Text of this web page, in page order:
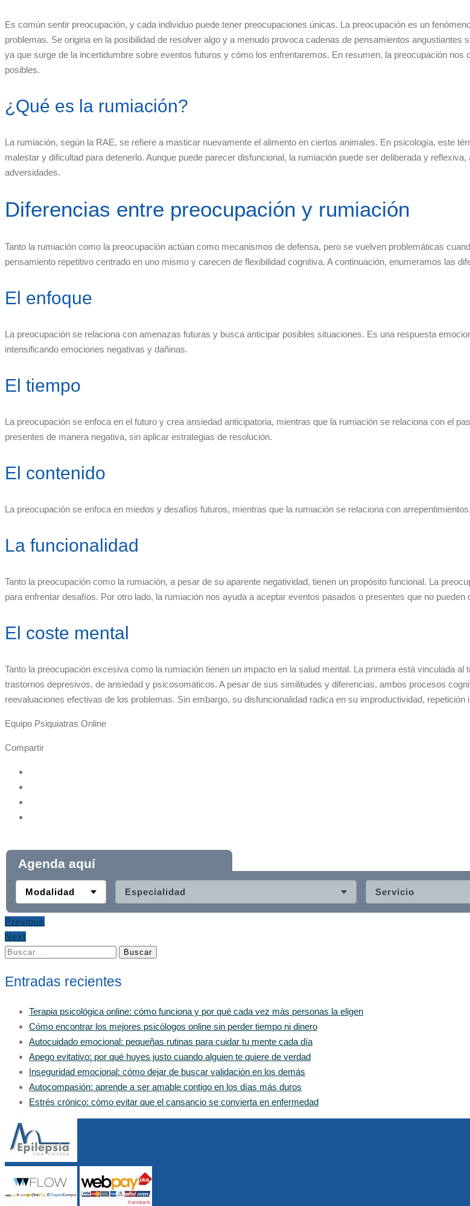
Es común sentir preocupación, y cada individuo puede tener preocupaciones únicas. La preocupación es un
problemas. Se origina en la posibilidad de resolver algo y a menudo provoca cadenas de pensamientos
ya que surge de la incertidumbre sobre eventos futuros y cómo los enfrentaremos. En resumen, la preocupación
posibles.
¿Qué es la rumiación?
La rumiación, según la RAE, se refiere a masticar nuevamente el alimento en ciertos animales. En psicología, este
malestar y dificultad para detenerlo. Aunque puede parecer disfuncional, la rumiación puede ser deliberada y
adversidades.
Diferencias entre preocupación y rumiación
Tanto la rumiación como la preocupación actúan como mecanismos de defensa, pero se vuelven problemáticas
pensamiento repetitivo centrado en uno mismo y carecen de flexibilidad cognitiva. A continuación, enumeramos las
El enfoque
La preocupación se relaciona con amenazas futuras y busca anticipar posibles situaciones. Es una respuesta
intensificando emociones negativas y dañinas.
El tiempo
La preocupación se enfoca en el futuro y crea ansiedad anticipatoria, mientras que la rumiación se relaciona con el
presentes de manera negativa, sin aplicar estrategias de resolución.
El contenido
La preocupación se enfoca en miedos y desafíos futuros, mientras que la rumiación se relaciona con
La funcionalidad
Tanto la preocupación como la rumiación, a pesar de su aparente negatividad, tienen un propósito funcional. La
para enfrentar desafíos. Por otro lado, la rumiación nos ayuda a aceptar eventos pasados o presentes que no
El coste mental
Tanto la preocupación excesiva como la rumiación tienen un impacto en la salud mental. La primera está vinculada
trastornos depresivos, de ansiedad y psicosomáticos. A pesar de sus similitudes y diferencias, ambos procesos
reevaluaciones efectivas de los problemas. Sin embargo, su disfuncionalidad radica en su improductividad, repetición
Equipo Psiquiatras Online
Compartir
Agenda aquí
Modalidad Especialidad Servicio
Previous
Next
Buscar:
Entradas recientes
Terapia psicológica online: cómo funciona y por qué cada vez más personas la eligen
Cómo encontrar los mejores psicólogos online sin perder tiempo ni dinero
Autocuidado emocional: pequeñas rutinas para cuidar tu mente cada día
Apego evitativo: por qué huyes justo cuando alguien te quiere de verdad
Inseguridad emocional: cómo dejar de buscar validación en los demás
Autocompasión: aprende a ser amable contigo en los días más duros
Estrés crónico: cómo evitar que el cansancio se convierta en enfermedad